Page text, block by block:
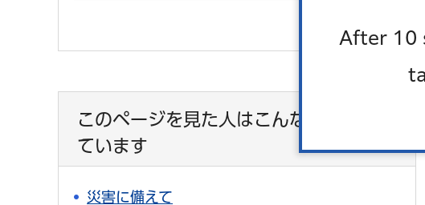
After 10
このページを見た人はこんなページも見
ています
災害に備えて